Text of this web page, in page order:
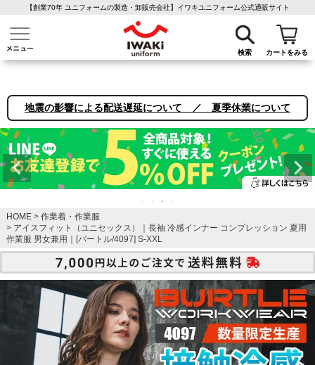
【創業70年 ユニフォームの製造・卸販売会社】イワキユニフォーム公式通販サイト
検索 カートをみる
介護ユニフォーム 作業着・作業服 ファン付き作業着 医療白衣
地震の影響による配送遅延について ／ 夏季休業について
HOME
作業着・作業服
アイスフィット（ユニセックス）｜長袖 冷感インナー コンプレッション 夏用
作業服 男女兼用｜[バートル/4097] S-XXL